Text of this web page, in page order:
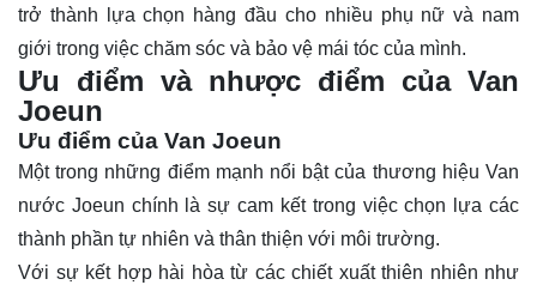
trở thành lựa chọn hàng đầu cho nhiều phụ nữ và nam
giới trong việc chăm sóc và bảo vệ mái tóc của mình.
Ưu điểm và nhược điểm của Van
Joeun
Ưu điểm của Van Joeun
Một trong những điểm mạnh nổi bật của thương hiệu Van
nước Joeun chính là sự cam kết trong việc chọn lựa các
thành phần tự nhiên và thân thiện với môi trường.
Với sự kết hợp hài hòa từ các chiết xuất thiên nhiên như